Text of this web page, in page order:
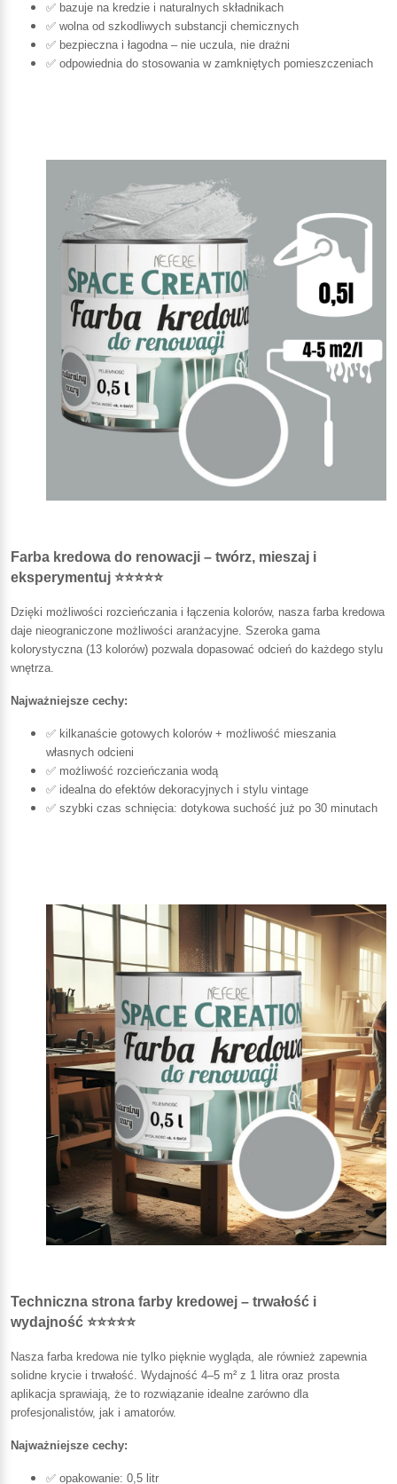
✅ bazuje na kredzie i naturalnych składnikach
✅ wolna od szkodliwych substancji chemicznych
✅ bezpieczna i łagodna – nie uczula, nie drażni
✅ odpowiednia do stosowania w zamkniętych pomieszczeniach
Farba kredowa do renowacji – twórz, mieszaj i
eksperymentuj ⭐⭐⭐⭐⭐
Dzięki możliwości rozcieńczania i łączenia kolorów, nasza farba kredowa
daje nieograniczone możliwości aranżacyjne. Szeroka gama
kolorystyczna (13 kolorów) pozwala dopasować odcień do każdego stylu
wnętrza.
Najważniejsze cechy:
✅ kilkanaście gotowych kolorów + możliwość mieszania
własnych odcieni
✅ możliwość rozcieńczania wodą
✅ idealna do efektów dekoracyjnych i stylu vintage
✅ szybki czas schnięcia: dotykowa suchość już po 30 minutach
Techniczna strona farby kredowej – trwałość i
wydajność ⭐⭐⭐⭐⭐
Nasza farba kredowa nie tylko pięknie wygląda, ale również zapewnia
solidne krycie i trwałość. Wydajność 4–5 m² z 1 litra oraz prosta
aplikacja sprawiają, że to rozwiązanie idealne zarówno dla
profesjonalistów, jak i amatorów.
Najważniejsze cechy:
✅ opakowanie: 0,5 litr